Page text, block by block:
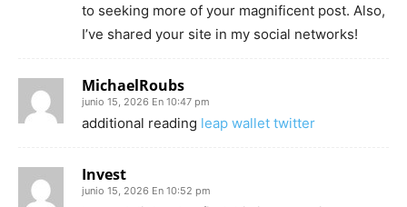
to seeking more of your magnificent post. Also,
I’ve shared your site in my social networks!
MichaelRoubs
junio 15, 2026 En 10:47 pm
additional reading leap wallet twitter
Invest
junio 15, 2026 En 10:52 pm